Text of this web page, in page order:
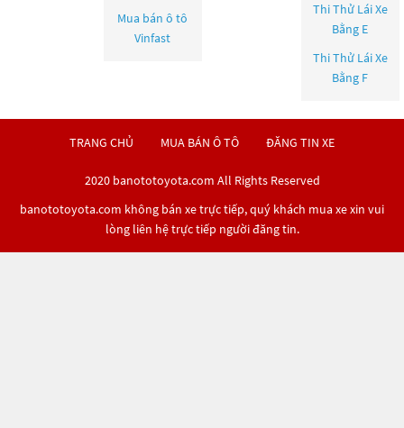
Mua bán ô tô
Vinfast
Thi Thử Lái Xe
Bằng E
Thi Thử Lái Xe
Bằng F
TRANG CHỦ MUA BÁN Ô TÔ ĐĂNG TIN XE
2020 banototoyota.com All Rights Reserved
banototoyota.com không bán xe trực tiếp, quý khách mua xe xin vui
lòng liên hệ trực tiếp người đăng tin.